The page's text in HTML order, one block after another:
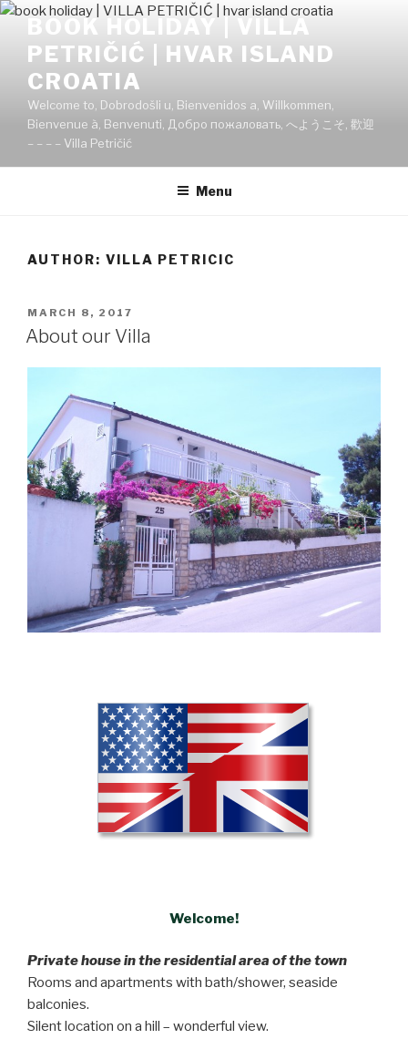
Skip
content
BOOK HOLIDAY | VILLA
PETRIČIĆ | HVAR ISLAND
CROATIA
Welcome to, Dobrodošli u, Bienvenidos a, Willkommen,
Bienvenue à, Benvenuti, Добро пожаловать, へようこそ, 歡迎
– – – – Villa Petričić
Menu
AUTHOR: VILLA PETRICIC
POSTED
ON
MARCH 8, 2017
About our Villa
Welcome!
Private house in the residential area of the town
Rooms and apartments with bath/shower, seaside
balconies.
Silent location on a hill – wonderful view.